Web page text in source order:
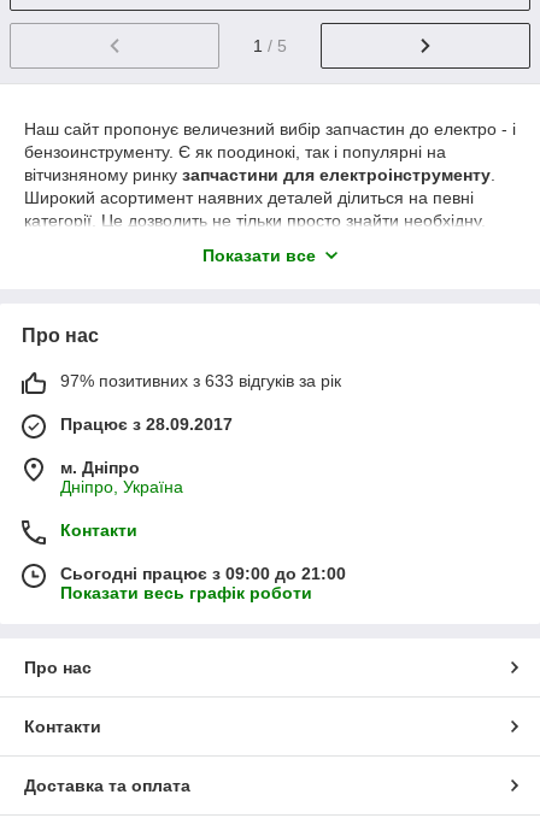
1 / 5
Наш сайт пропонує величезний вибір запчастин до електро - і
бензоинструменту. Є як поодинокі, так і популярні на
вітчизняному ринку запчастини для електроінструменту
Широкий асортимент наявних деталей ділиться на певні
категорії. Це дозволить не тільки просто знайти необхідну,
характеристиками деталь.
сфері запчастин і допоможуть підібрати будь-яку запчастину
до інструменту, будь-то оригінальний Bosch або китайський
"нонейм".
Показати все
Про нас
97% позитивних з 633 відгуків за рік
Працює з 28.09.2017
м. Дніпро
Дніпро, Україна
Контакти
Сьогодні працює з 09:00 до 21:00
Показати весь графік роботи
Про нас
Контакти
Доставка та оплата